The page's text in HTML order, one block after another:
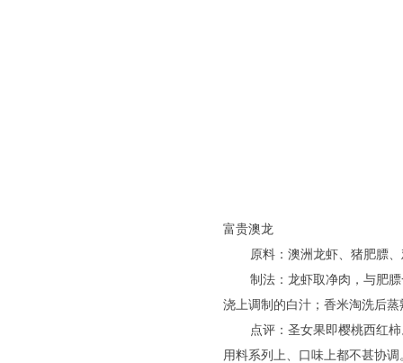
富贵澳龙
原料：澳洲龙虾、猪肥膘
制法：龙虾取净肉，与肥
浇上调制的白汁；香米淘洗后
点评：圣女果即樱桃西红
用料系列上、口味上都不甚协调